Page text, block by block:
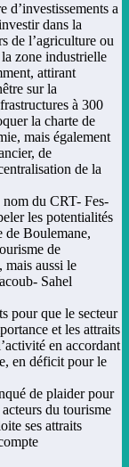
d’investissements a
dans la
de l’agriculture ou
zone industrielle
attirant
sur la
à 300
la charte de
mais également
de
de la
du CRT- Fes-
les potentialités
de Boulemane,
de
mais aussi le
Sahel
pour que le secteur
et les attraits
en accordant
en déficit pour le
de plaider pour
du tourisme
ses attraits